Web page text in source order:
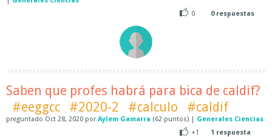
0
0respuestas
Saben que profes habrá para bica de caldif?
#eeggcc
#2020-2 #calculo #caldif
preguntado Oct 28, 2020 por Aylem Gamarra (62 puntos) | Generales Ciencias
+1
1 respuesta